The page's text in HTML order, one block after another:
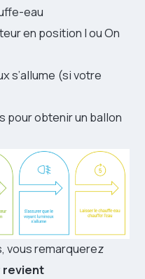
eau
en position I ou On
s’allume (si votre
pour obtenir un ballon
vous remarquerez
revient